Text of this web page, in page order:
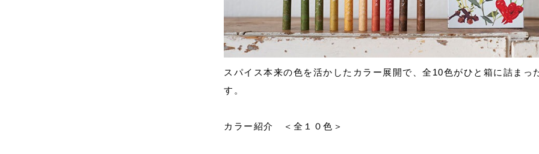
スパイス本来の色を活かしたカラー展開で、全10色がひと箱に詰まっ
す。
カラー紹介 ＜全１０色＞